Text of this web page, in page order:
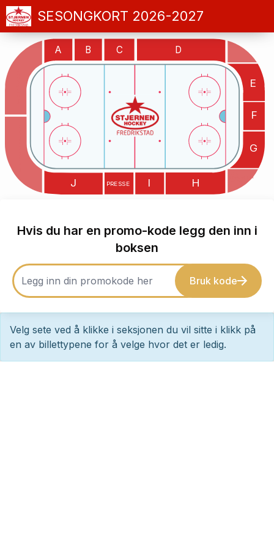
SESONGKORT 2026-2027
C D
A
J PRESSE
STÅPLASSER
I H
E
F
G
B
Hvis du har en promo-kode legg den inn i
boksen
Bruk kode
Velg sete ved å klikke i seksjonen du vil sitte i klikk på
en av billettypene for å velge hvor det er ledig.